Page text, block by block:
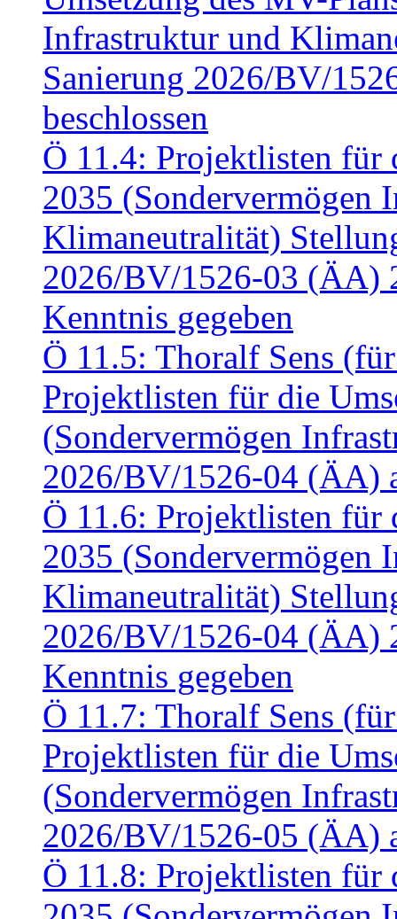
Infrastruktur und
Sanierung 2026/BV/
beschlossen
Ö 11.4: Projektlisten für
2035 (Sondervermögen
Klimaneutralität)
2026/BV/1526-03 (ÄA)
Kenntnis gegeben
Ö 11.5: Thoralf Sens
Projektlisten für die
(Sondervermögen
2026/BV/1526-04 (ÄA)
Ö 11.6: Projektlisten für
2035 (Sondervermögen
Klimaneutralität)
2026/BV/1526-04 (ÄA)
Kenntnis gegeben
Ö 11.7: Thoralf Sens
Projektlisten für die
(Sondervermögen
2026/BV/1526-05 (ÄA)
Ö 11.8: Projektlisten für